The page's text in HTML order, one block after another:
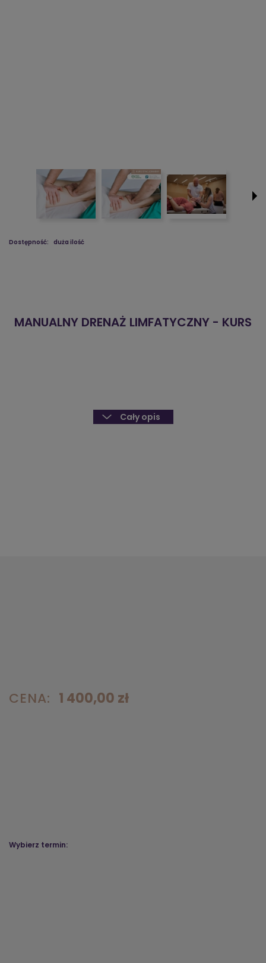
Dostępność: duża ilość
MANUALNY DRENAŻ LIMFATYCZNY - KURS
Cały opis
CENA: 1 400,00 zł
Wybierz termin: